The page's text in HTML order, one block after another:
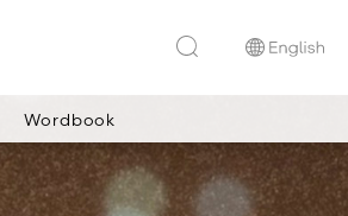
Wordbook